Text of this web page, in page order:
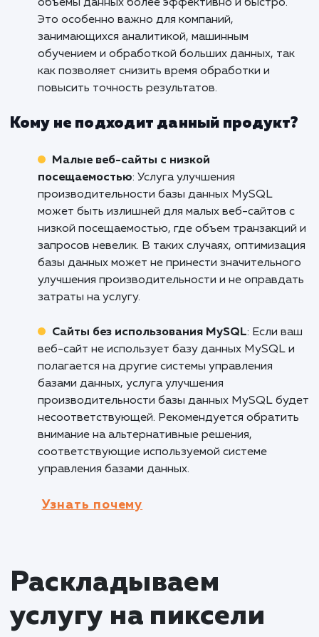
повысить общую отзывчивость системы.
E-commerce и интернет-магазины:
улучшения производительности базы
MySQL является критически важной для e-
надежная работа базы данных имеет прямое
Оптимизация запросов, кэширование
настройка индексов позволяют ускорить
процессы заказа, обработки платежей и
товаров, а также обеспечить плавное и
беззаботное покупательское
Большие объемы данных и аналитика
Услуга улучшения производительности базы
больших объемов данных и аналитики.
Оптимизация запросов и индексов
обрабатывать и анализировать большие
объемы данных более эффективно и быстро.
Это особенно важно для компаний,
занимающихся аналитикой, машинным
обучением и обработкой больших данных,
как позволяет снизить время обработки и
посещаемостью: Услуга улучшения
производительности базы данных MySQL
может быть излишней для малых веб-сайтов